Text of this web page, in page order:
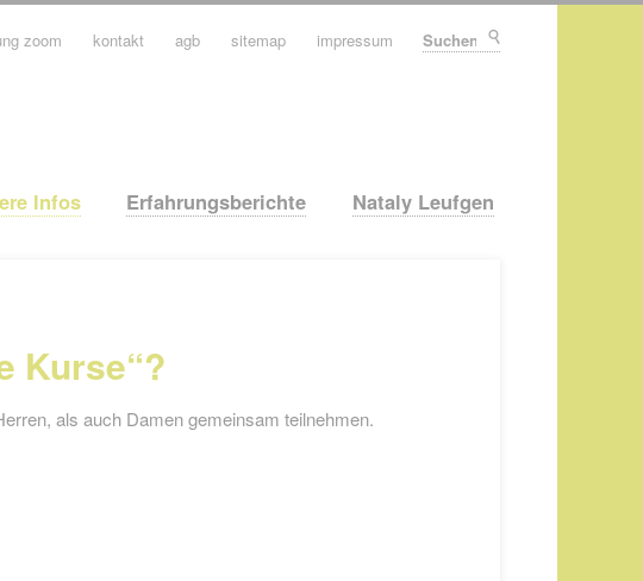
Infos Erfahrungsberichte Nataly Leufgen
zoom kontakt agb sitemap impressum
Kurse“?
als auch Damen gemeinsam teilnehmen.